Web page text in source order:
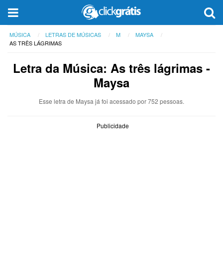
MÚSICA LETRAS DE MÚSICAS M
MAYSA
AS TRÊS LÁGRIMAS
Letra da Música: As três lágrimas -
Maysa
Esse letra de Maysa já foi acessado por 752 pessoas.
Publicidade